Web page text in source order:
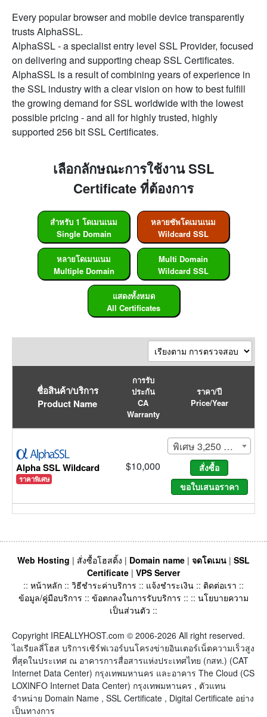
Every popular browser and mobile device transparently
trusts AlphaSSL.
AlphaSSL - a specialist entry level SSL Provider, focused
on delivering and supporting cheap SSL Certificates.
AlphaSSL is a result of combining years of experience in
the SSL industry with a clear vision on how to best fulfill
the growing demand for SSL worldwide with the lowest
possible pricing - and all for highly trusted, highly
supported 256 bit SSL Certificates.
เลือกลักษณะการใช้งาน SSL
Certificate ที่ต้องการ
สำหรับ 1 โดเมนเนม
Single Domain
หลายซัพโดเมนเนม
Wildcard SSL
หลายโดเมนเนม
Multiple Domain
Multi Domain
Wildcard SSL
แสดงทั้งหมด
All Certificates
ชื่อสินค้า/บริการ
Product Name
การรับ
ประกัน
CA
Warranty
ราคา/ปี
Price/Year
Alpha SSL Wildcard
ราคาพิเศษ
$10,000
พิเศษ 3,250 บ./1 ปี (ปกติ
Web Hosting | สั่งซื้อโฮสติ้ง | Domain name | จดโดเมน | SSL
Certificate | VPS Server
:: หน้าหลัก :: วิธีชำระค่าบริการ :: แจ้งชำระเงิน :: ติดต่อเรา ::
ข้อมูล/คู่มือบริการ :: ข้อตกลงในการรับบริการ :: :: นโยบายความ
เป็นส่วนตัว ::
Copyright IREALLYHOST.com © 2006-2026 All right reserved.
ไอเรียลลี่โฮส บริการเซิร์ฟเวอร์บนโครงข่ายอินเตอร์เน็ตความเร็วสูง
ที่สุดในประเทศ ณ อาคารการสื่อสารแห่งประเทศไทย (กสท.) (CAT
Internet Data Center) กรุงเทพมหานคร และอาคาร The Cloud (CS
LOXINFO Internet Data Center) กรุงเทพมหานคร , ตัวแทน
จำหน่าย Domain Name , SSL Certificate , Digital Certificate อย่าง
เป็นทางการ